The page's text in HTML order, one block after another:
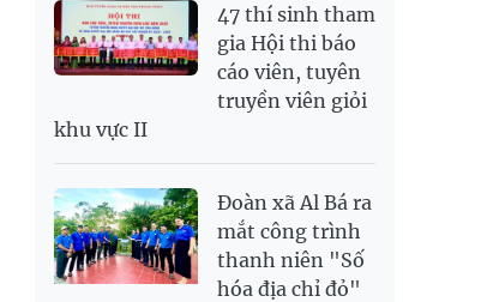
47 thí sinh tham
gia Hội thi báo
cáo viên, tuyên
truyền viên giỏi
khu vực II
Đoàn xã Al Bá ra
mắt công trình
thanh niên "Số
hóa địa chỉ đỏ"